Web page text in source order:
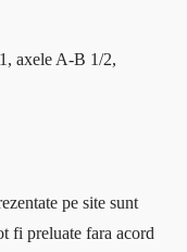
axele A-B 1/2,
pe site sunt
fi preluate fara acord